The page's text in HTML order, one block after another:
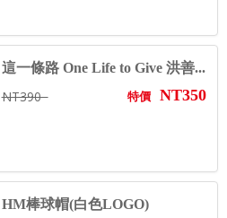
這一條路 One Life to Give 洪善...
NT390 特價 NT350
HM棒球帽(白色LOGO)